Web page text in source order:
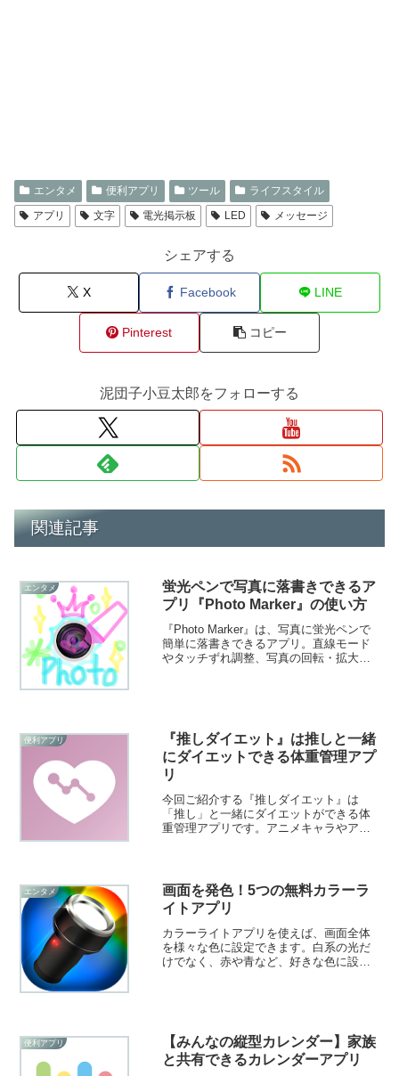
エンタメ 便利アプリ ツール
ライフスタイル
アプリ
文字 電光掲示板 LED メッセージ
シェアする
X Facebook LINE
Pinterest コピー
泥団子小豆太郎をフォローする
関連記事
エンタメ
蛍光ペンで写真に落書きできるア
プリ『Photo Marker』の使い方
『Photo Marker』は、写真に蛍光ペンで
簡単に落書きできるアプリ。直線モード
やタッチずれ調整、写真の回転・拡大縮
便利アプリ
『推しダイエット』は推しと一緒
にダイエットできる体重管理アプ
リ
今回ご紹介する『推しダイエット』は
「推し」と一緒にダイエットができる体
重管理アプリです。アニメキャラやアイ
る気分が味わえますよ！
エンタメ
画面を発色！5つの無料カラーラ
イトアプリ
カラーライトアプリを使えば、画面全体
を様々な色に設定できます。白系の光だ
けでなく、赤や青など、好きな色に設定
便利アプリ
【みんなの縦型カレンダー】家族
と共有できるカレンダーアプリ